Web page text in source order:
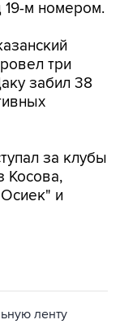
19-м номером.
три
забил 38
за клубы
Косова,
и
ленту